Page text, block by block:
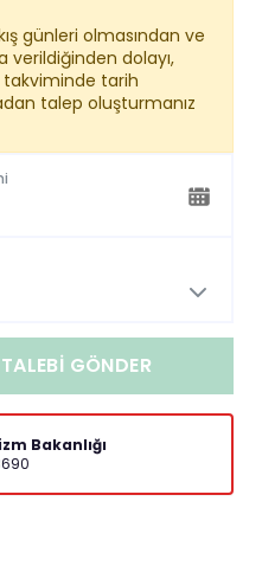
günleri olmasından ve
verildiğinden dolayı,
tarih
talep oluşturmanız
GÖNDER
Bakanlığı